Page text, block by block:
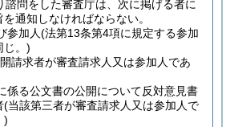
諮問をした審査庁は、次に掲げる者に
通知しなければならない。
参加人(法第13条第4項に規定する参加
じ。)
請求者が審査請求人又は参加人であ
係る公文書の公開について反対意見書
(当該第三者が審査請求人又は参加人で
)